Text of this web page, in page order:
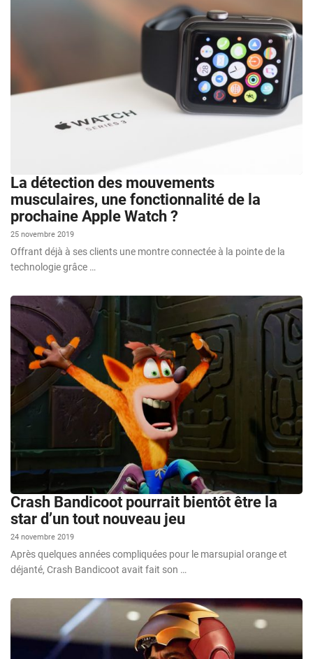
La détection des mouvements
musculaires, une fonctionnalité de la
prochaine Apple Watch ?
25 novembre 2019
Offrant déjà à ses clients une montre connectée à la pointe de la
technologie grâce …
Crash Bandicoot pourrait bientôt être la
star d’un tout nouveau jeu
24 novembre 2019
Après quelques années compliquées pour le marsupial orange et
déjanté, Crash Bandicoot avait fait son …